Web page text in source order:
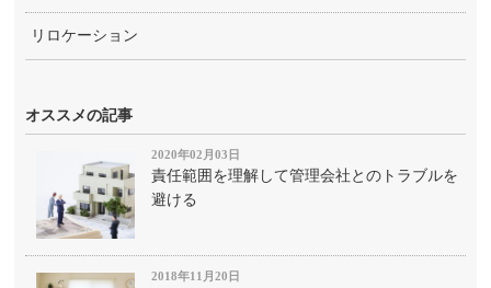
リロケーション
オススメの記事
2020年02月03日
責任範囲を理解して管理会社とのトラブルを
避ける
2018年11月20日